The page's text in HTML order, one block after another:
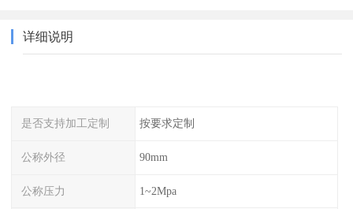
详细说明
是否支持加工定制 按要求定制
公称外径 90mm
公称压力 1~2Mpa